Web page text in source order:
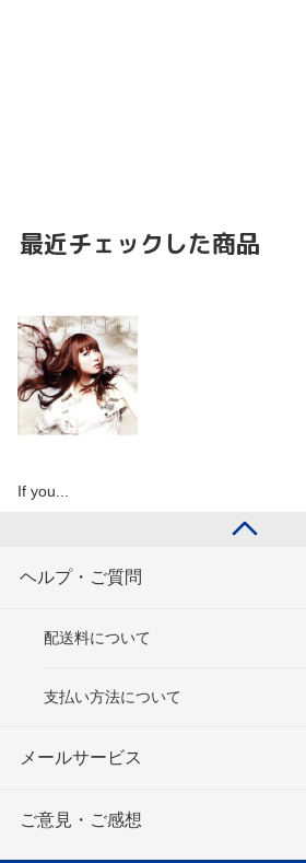
最近チェックした商品
If you...
ヘルプ・ご質問
配送料について
支払い方法について
メールサービス
ご意見・ご感想